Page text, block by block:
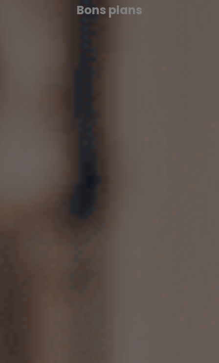
Bons plans